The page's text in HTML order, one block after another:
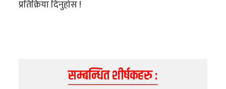
प्रतिक्रिया दिनुहोस !
सम्बन्धित शीर्षकहरु :